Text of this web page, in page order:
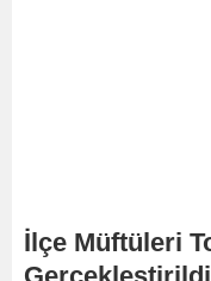
İlçe Müftüleri